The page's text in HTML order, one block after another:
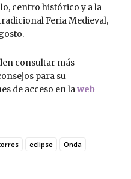
centro histórico y a la
Feria Medieval,
consultar más
para su
de acceso en laweb
eclipse Onda